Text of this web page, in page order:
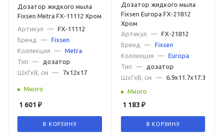
Дозатор жидкого мыла
Fixsen Metra FX-11112 Хром
Артикул
— FX-11112
Бренд
— Fixsen
Коллекция
— Metra
Тип
—
дозатор
ШxГxВ, см
— 7x12x17
Много
1 601 ₽
В КОРЗИНУ
Дозатор жидкого мыла
Fixsen Europa FX-21812
Хром
Артикул
—
FX-21812
Бренд
—
Fixsen
Коллекция
—
Europa
Тип
—
дозатор
ШxГxВ, см
— 6.9x11.7x17.3
Много
1 183 ₽
В КОРЗИНУ